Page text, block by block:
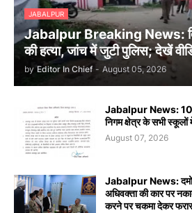
JABALPUR
Jabalpur Breaking News:
की हत्या, जांच में जुटी पुलिस; देखें
by Editor In Chief - August 05, 2026
Jabalpur News: 10
निगम क्षेत्र के सभी
August 07, 2026
Jabalpur News:
अधिवक्ता की कार पर
करने पर चकमा देकर